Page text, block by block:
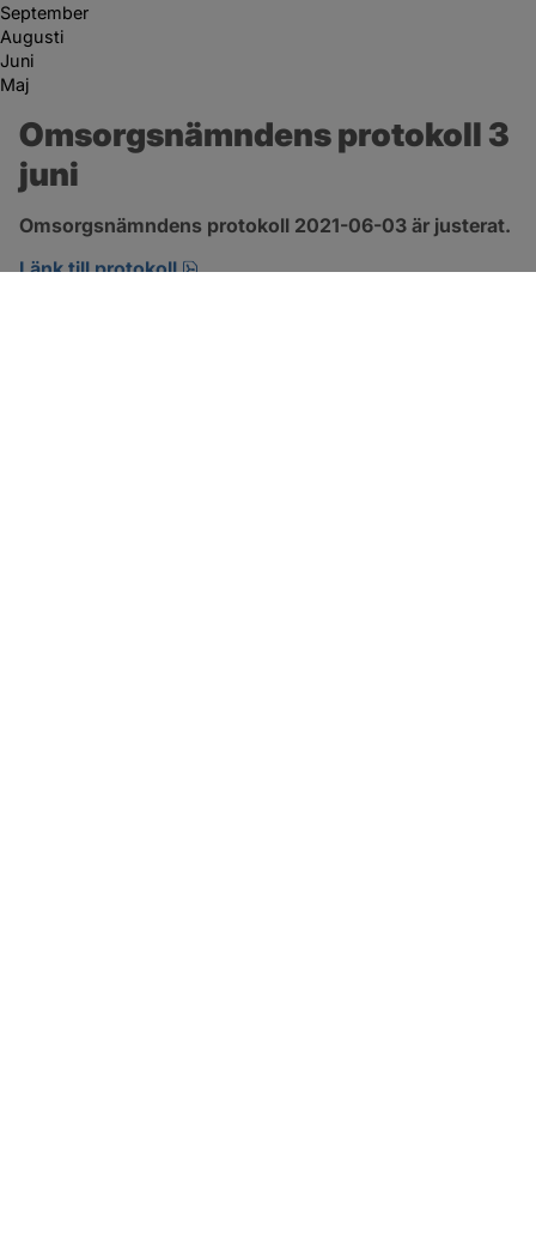
September
Augusti
Juni
Maj
Omsorgsnämndens protokoll 3
juni
Omsorgsnämndens protokoll 2021-06-03 är justerat.
Länk till protokoll
pdf, 303.4 kB, öppnas i nytt fönster.